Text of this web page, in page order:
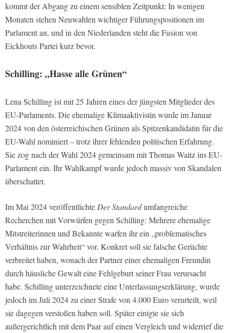
kommt der Abgang zu einem sensiblen Zeitpunkt: In wenigen
Monaten stehen Neuwahlen wichtiger Führungspositionen im
Parlament an, und in den Niederlanden steht die Fusion von
Eickhouts Partei kurz bevor.
Schilling: „Hasse alle Grünen“
Lena Schilling ist mit 25 Jahren eines der jüngsten Mitglieder des
EU-Parlaments. Die ehemalige Klimaaktivistin wurde im Januar
2024 von den österreichischen Grünen als Spitzenkandidatin für die
EU-Wahl nominiert – trotz ihrer fehlenden politischen Erfahrung.
Sie zog nach der Wahl 2024 gemeinsam mit Thomas Waitz ins EU-
Parlament ein. Ihr Wahlkampf wurde jedoch massiv von Skandalen
überschattet.
Im Mai 2024 veröffentlichteDer Standardumfangreiche
Recherchen mit Vorwürfen gegen Schilling: Mehrere ehemalige
Mitstreiterinnen und Bekannte warfen ihr ein „problematisches
Verhältnis zur Wahrheit“ vor. Konkret soll sie falsche Gerüchte
verbreitet haben, wonach der Partner einer ehemaligen Freundin
durch häusliche Gewalt eine Fehlgeburt seiner Frau verursacht
habe. Schilling unterzeichnete eine Unterlassungserklärung, wurde
jedoch im Juli 2024 zu einer Strafe von 4.000 Euro verurteilt, weil
sie dagegen verstoßen haben soll. Später einigte sie sich
außergerichtlich mit dem Paar auf einen Vergleich und widerrief die